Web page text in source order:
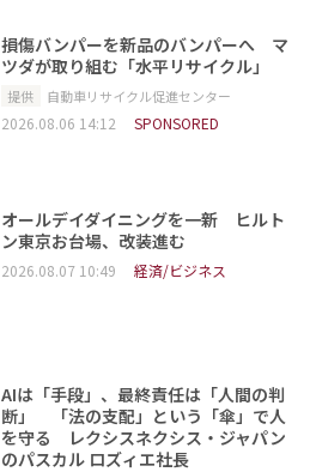
損傷バンパーを新品のバンパーへ マ
ツダが取り組む「水平リサイクル」
提供 自動車リサイクル促進センター
2026.08.06 14:12 SPONSORED
オールデイダイニングを一新 ヒルト
ン東京お台場、改装進む
2026.08.07 10:49 経済/ビジネス
AIは「手段」、最終責任は「人間の判
断」 「法の支配」という「傘」で人
を守る レクシスネクシス・ジャパン
のパスカル ロズィエ社長